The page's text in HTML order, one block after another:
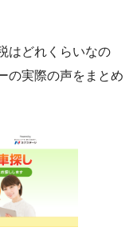
はどれくらいなの
の実際の声をまとめ